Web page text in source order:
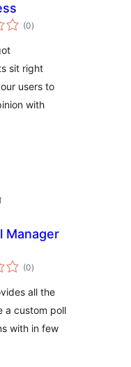
(0कुल
दर)
sit right
users to
with
Manager
(0कुल
दर)
all the
a custom poll
with in few